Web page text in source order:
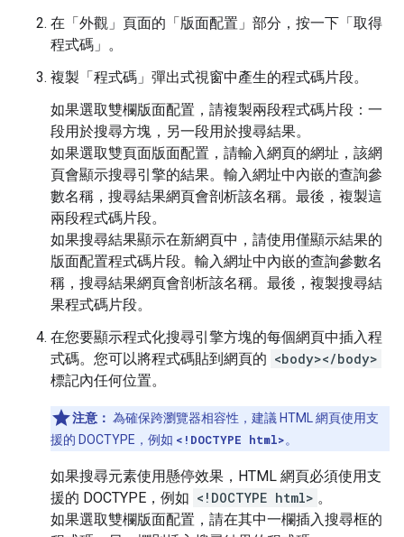
在「外觀」頁面的「版面配置」部分，按一下「取得
程式碼」 。
複製「程式碼」 彈出式視窗中產生的程式碼片段。
如果選取雙欄版面配置，請複製兩段程式碼片段：一
段用於搜尋方塊，另一段用於搜尋結果。
如果選取雙頁面版面配置，請輸入網頁的網址，該網
頁會顯示搜尋引擎的結果。輸入網址中內嵌的查詢參
數名稱，搜尋結果網頁會剖析該名稱。最後，複製這
兩段程式碼片段。
如果搜尋結果顯示在新網頁中，請使用僅顯示結果的
版面配置程式碼片段。輸入網址中內嵌的查詢參數名
稱，搜尋結果網頁會剖析該名稱。最後，複製搜尋結
果程式碼片段。
在您要顯示程式化搜尋引擎方塊的每個網頁中插入程
式碼。您可以將程式碼貼到網頁的 <body></body>
標記內任何位置。
注意： 為確保跨瀏覽器相容性，建議 HTML 網頁使用支
援的 DOCTYPE，例如 <!DOCTYPE html>。
如果搜尋元素使用懸停效果，HTML 網頁必須使用支
援的 DOCTYPE，例如 <!DOCTYPE html> 。
如果選取雙欄版面配置，請在其中一欄插入搜尋框的